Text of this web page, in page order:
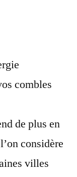
combles
de plus en
considère
villes